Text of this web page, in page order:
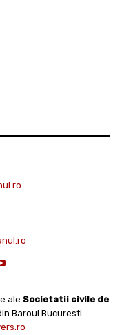
ale Societatii civile de
Baroul Bucuresti